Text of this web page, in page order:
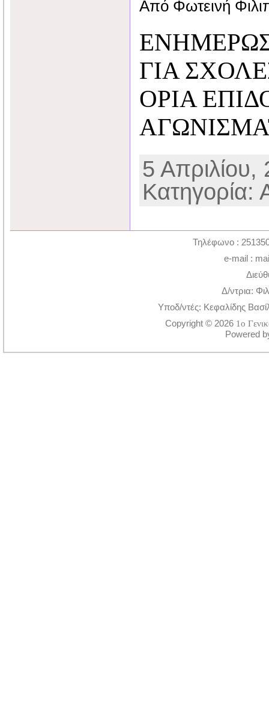
Από Φωτεινή
ΓΙΑ
ΟΡΙΑ
5
Κατηγορία:
Τηλέφωνο :
e-mail :
Δ/ντρια:
Υποδ/ντές: Κεφαλίδης
Copyright © 2026 1ο
Powered